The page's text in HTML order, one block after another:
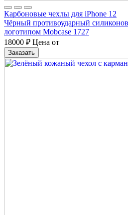
Карбоновые чехлы для iPhone 12
Чёрный противоударный
логотипом Mobcase 1727
18000 ₽ Цена от
Заказать